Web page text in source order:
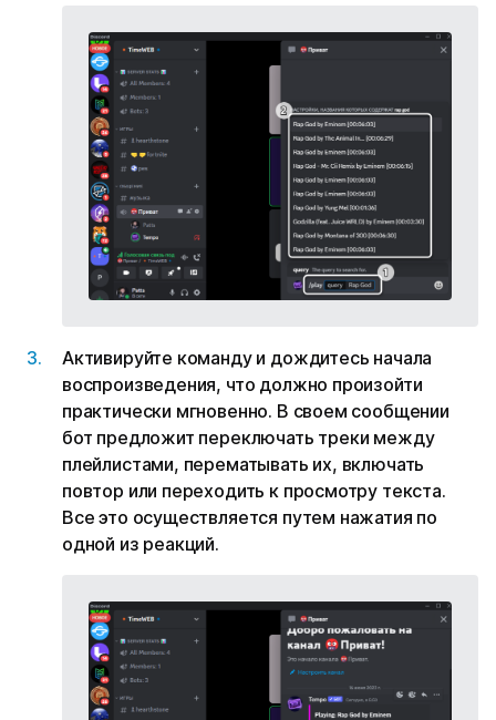
Активируйте команду и дождитесь начала
воспроизведения, что должно произойти
практически мгновенно. В своем сообщении
бот предложит переключать треки между
плейлистами, перематывать их, включать
повтор или переходить к просмотру текста.
Все это осуществляется путем нажатия по
одной из реакций.